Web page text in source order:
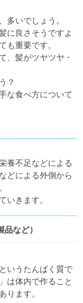
多いでしょう。
に良さそうですよ
も重要です。
、髪がツヤツヤ・
？
な食べ方について
養不足などによる
どによる外側から
いきます。
など）
いうたんぱく質で
は体内で作ること
ります。